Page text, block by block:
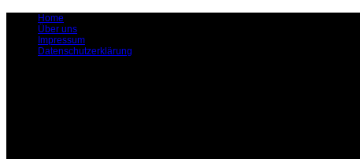
Home
Über uns
Impressum
Datenschutzerklärung